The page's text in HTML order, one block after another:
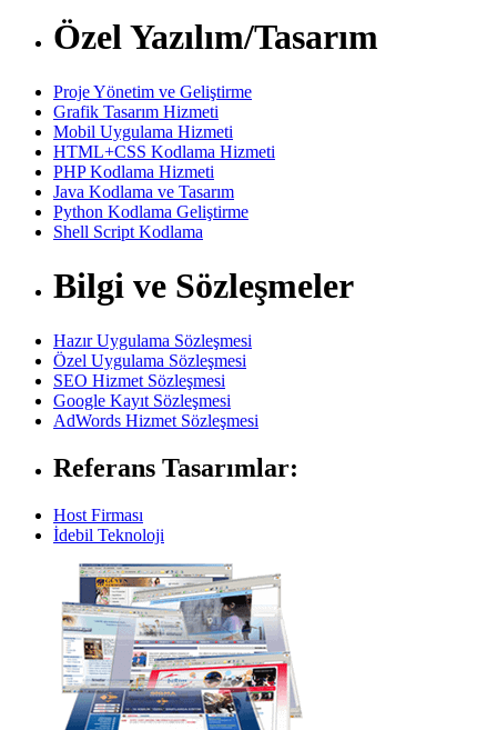
Özel Yazılım/Tasarım
Proje Yönetim ve Geliştirme
Grafik Tasarım Hizmeti
Mobil Uygulama Hizmeti
HTML+CSS Kodlama Hizmeti
PHP Kodlama Hizmeti
Java Kodlama ve Tasarım
Python Kodlama Geliştirme
Shell Script Kodlama
Bilgi ve Sözleşmeler
Hazır Uygulama Sözleşmesi
Özel Uygulama Sözleşmesi
SEO Hizmet Sözleşmesi
Google Kayıt Sözleşmesi
AdWords Hizmet Sözleşmesi
Referans Tasarımlar:
Host Firması
İdebil Teknoloji